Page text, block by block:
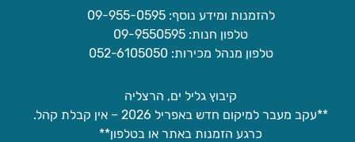
להזמנות ומידע נוסף: 09-955-0595
טלפון חנות: 09-9550595
טלפון מנהל מכירות: 052-6105050
קיבוץ גליל ים, הרצליה
**עקב מעבר למיקום חדש באפריל 2026 – אין קבלת קהל.
כרגע הזמנות באתר או בטלפון**